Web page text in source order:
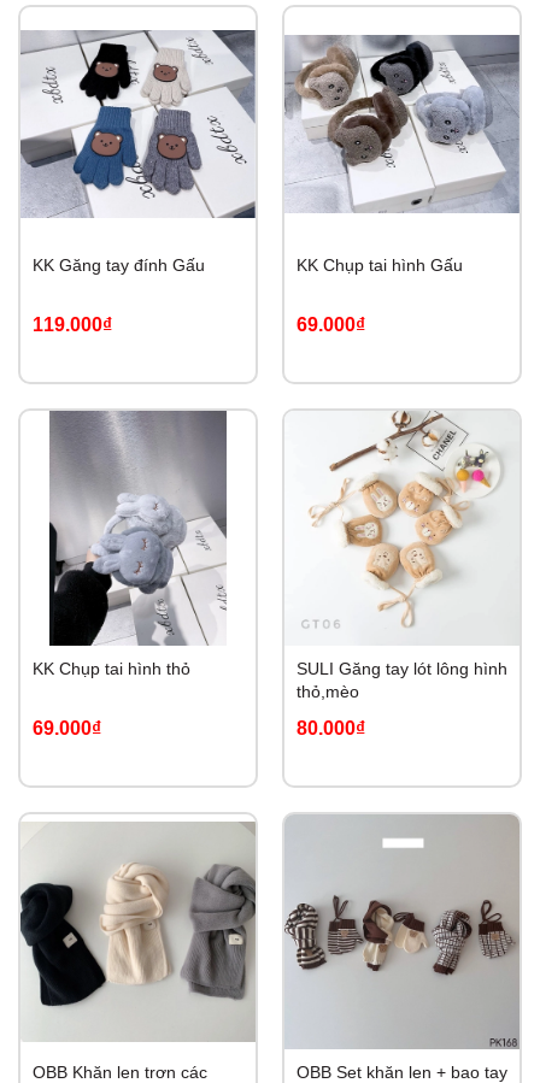
KK Găng tay đính Gấu
119.000₫
KK Chụp tai hình Gấu
69.000₫
KK Chụp tai hình thỏ
69.000₫
SULI Găng tay lót lông hình
thỏ,mèo
80.000₫
OBB Khăn len trơn các
OBB Set khăn len + bao tay